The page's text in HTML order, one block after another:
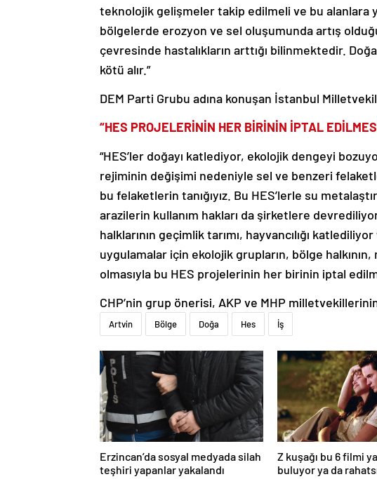
teknolojik gelişmeler takip edilmeli ve bu alanlara
bölgelerde erozyon ve sel oluşumunda artış
çevresinde hastalıkların arttığı bilinmektedir.
kötü alır.”
DEM Parti Grubu adına konuşan İstanbul
“HES PROJELERİNİN HER BİRİNİN İPTAL
“HES’ler doğayı katlediyor, ekolojik dengeyi
rejiminin değişimi nedeniyle sel ve benzeri
bu felaketlerin tanığıyız. Bu HES’lerle su
arazilerin kullanım hakları da şirketlere
halklarının geçimlik tarımı, hayvancılığı
uygulamalar için ekolojik grupların, bölge
olmasıyla bu HES projelerinin her birinin iptal
CHP’nin grup önerisi, AKP ve MHP
Artvin Bölge Doğa Hes İş
Erzincan’da sosyal medyada silah
teşhiri yapanlar yakalandı
Z kuşağı bu 6 filmi
buluyor ya da